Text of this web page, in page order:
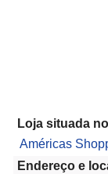
Loja situada
Américas
Endereço e